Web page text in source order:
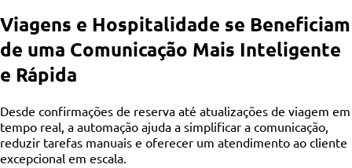
Viagens e Hospitalidade se Beneficiam
de uma Comunicação Mais Inteligente
e Rápida
Desde confirmações de reserva até atualizações de viagem em
tempo real, a automação ajuda a simplificar a comunicação,
reduzir tarefas manuais e oferecer um atendimento ao cliente
excepcional em escala.